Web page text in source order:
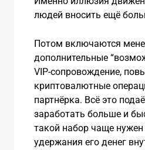
людей вносить ещё
Потом включаются
дополнительные
VIP-сопровождение,
криптовалютные
партнёрка. Всё это
заработать больше и
такой набор чаще
удержания его денег